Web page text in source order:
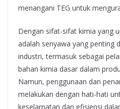
menangani TEG untuk
Dengan sifat-sifat kimia yang
adalah senyawa yang penting
industri, termasuk sebagai
bahan kimia dasar dalam
Namun, penggunaan dan
melakukan dengan hati-hati
keselamatan dan efisiensi